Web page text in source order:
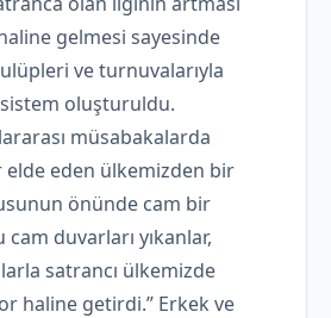
gelmesi sayesinde
ve turnuvalarıyla
oluşturuldu.
müsabakalarda
elde eden ülkemizden bir
önünde cam bir
cam duvarları yıkanlar,
satrancı ülkemizde
haline getirdi.” Erkek ve